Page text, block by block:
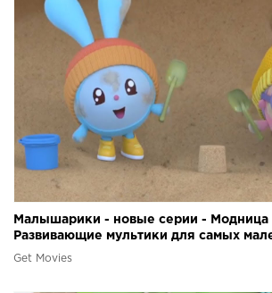
Малышарики - новые серии - Модница
Развивающие мультики для самых
Get Movies